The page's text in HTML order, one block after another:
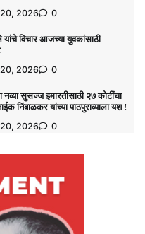
2026 0
यांचे विचार आजच्या युवकांसाठी
2026 0
सुसज्ज इमारतीसाठी २७ कोटींचा
निंबाळकर यांच्या पाठपुराव्याला यश !
2026 0